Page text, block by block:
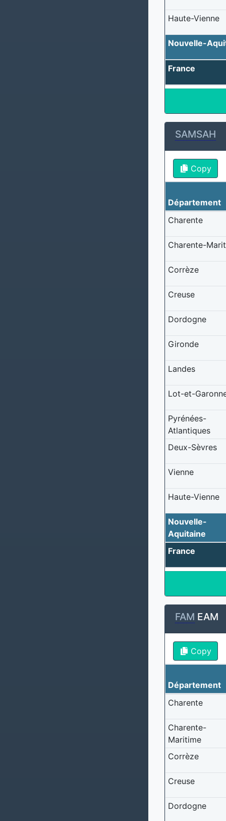
Haute-Vienne
Nouvelle-
France
SAMSAH
Copy
Département
Charente
Charente-
Corrèze
Creuse
Dordogne
Gironde
Landes
Lot-et-
Pyrénées-
Atlantiques
Deux-Sèvres
Vienne
Haute-Vienne
Nouvelle-
Aquitaine
France
FAM EAM
Copy
Département
Charente
Charente-
Maritime
Corrèze
Creuse
Dordogne